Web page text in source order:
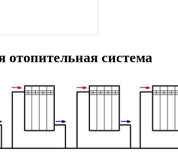
отопительная система